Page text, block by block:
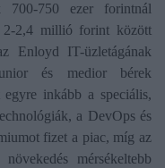
700-750 ezer forintnál
2-2,4 millió forint között
Enloyd IT-üzletágának
és medior bérek
inkább a speciális,
a DevOps és
fizet a piac, míg az
mérsékeltebb